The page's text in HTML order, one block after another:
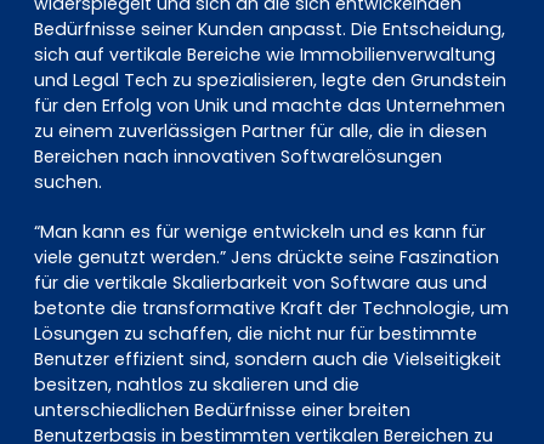
Bedürfnisse seiner Kunden anpasst. Die Entscheidung,
sich auf vertikale Bereiche wie Immobilienverwaltung
und Legal Tech zu spezialisieren, legte den Grundstein
für den Erfolg von Unik und machte das Unternehmen
zu einem zuverlässigen Partner für alle, die in diesen
Bereichen nach innovativen Softwarelösungen
suchen.
“Man kann es für wenige entwickeln und es kann für
viele genutzt werden.” Jens drückte seine Faszination
für die vertikale Skalierbarkeit von Software aus und
betonte die transformative Kraft der Technologie, um
Lösungen zu schaffen, die nicht nur für bestimmte
Benutzer effizient sind, sondern auch die Vielseitigkeit
besitzen, nahtlos zu skalieren und die
unterschiedlichen Bedürfnisse einer breiten
Benutzerbasis in bestimmten vertikalen Bereichen zu